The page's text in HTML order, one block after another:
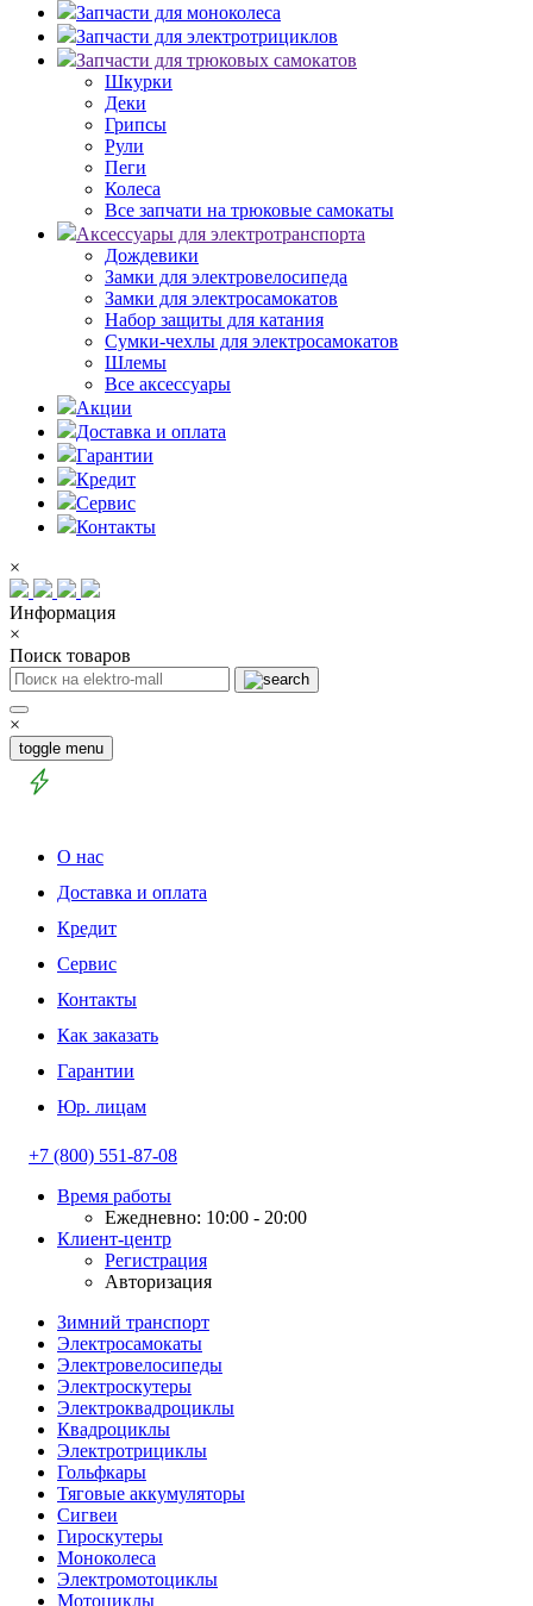
Запчасти для моноколеса
Запчасти для электротрициклов
Запчасти для трюковых самокатов
Шкурки
Деки
Грипсы
Рули
Пеги
Колеса
Все запчати на трюковые самокаты
Аксессуары для электротранспорта
Дождевики
Замки для электровелосипеда
Замки для электросамокатов
Набор защиты для катания
Сумки-чехлы для электросамокатов
Шлемы
Все аксессуары
Акции
Доставка и оплата
Гарантии
Кредит
Сервис
Контакты
×
Информация
×
Поиск товаров
×
toggle menu
О нас
Доставка и оплата
Кредит
Сервис
Контакты
Как заказать
Гарантии
Юр. лицам
+7 (800) 551-87-08
Время работы
Ежедневно: 10:00 - 20:00
Клиент-центр
Регистрация
Авторизация
Зимний транспорт
Электросамокаты
Электровелосипеды
Электроскутеры
Электроквадроциклы
Квадроциклы
Электротрициклы
Гольфкары
Тяговые аккумуляторы
Сигвеи
Гироскутеры
Моноколеса
Электромотоциклы
Мотоциклы